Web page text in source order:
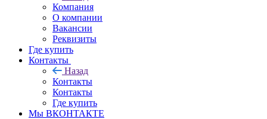
Компания
О компании
Вакансии
Реквизиты
Где купить
Контакты
Назад
Контакты
Контакты
Где купить
Мы ВКОНТАКТЕ